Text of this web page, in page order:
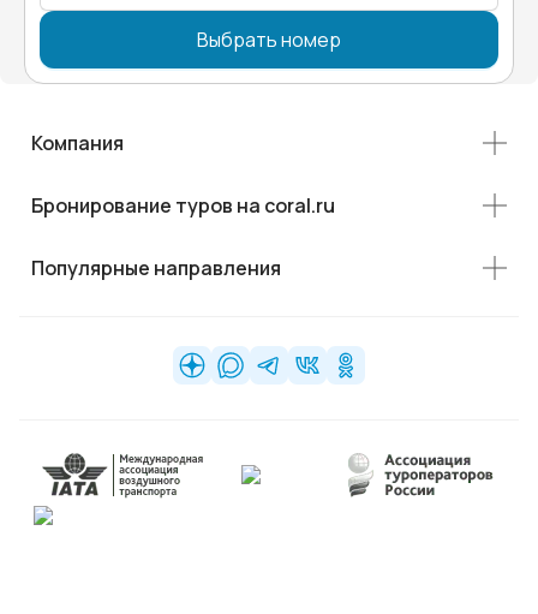
Выбрать номер
Компания
Бронирование туров на coral.ru
Популярные направления